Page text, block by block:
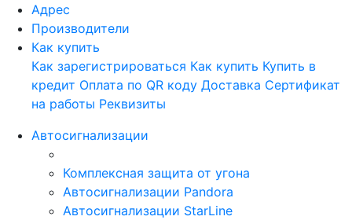
Адрес
Производители
Как купить
Как зарегистрироваться Как купить Купить в
кредит Оплата по QR коду Доставка Сертификат
на работы Реквизиты
Автосигнализации
Комплексная защита от угона
Автосигнализации Pandora
Автосигнализации StarLine